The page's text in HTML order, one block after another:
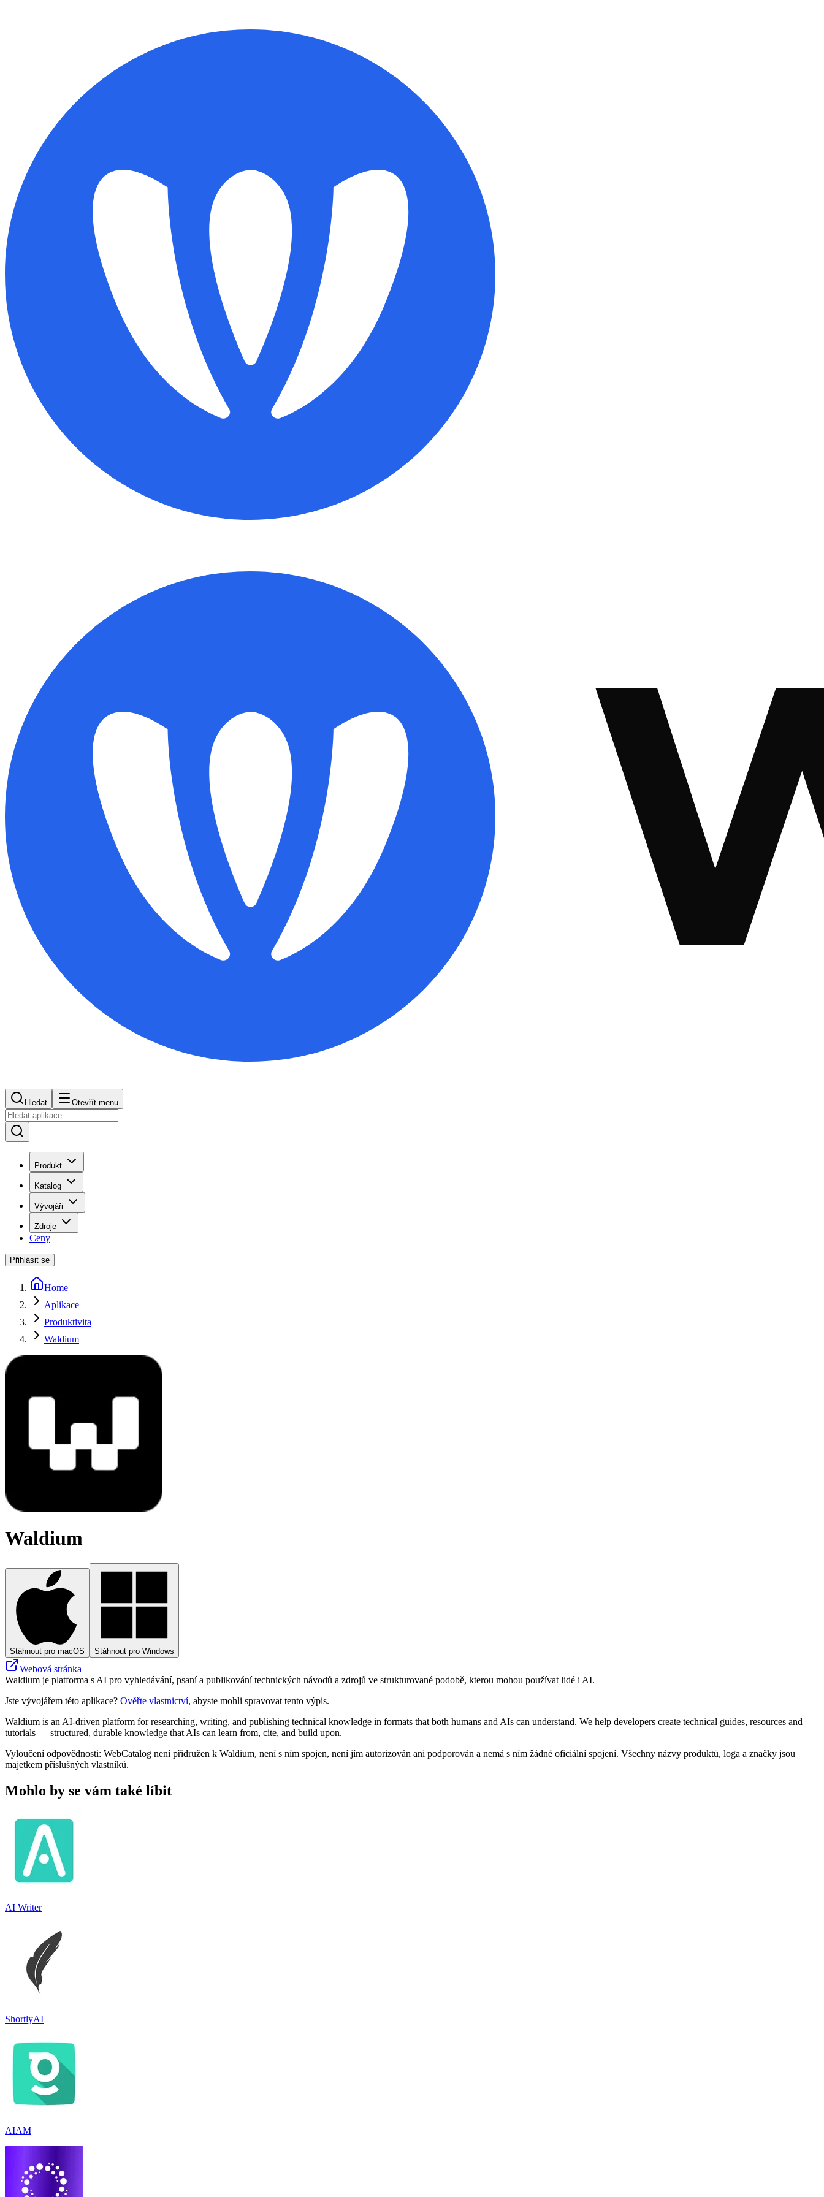
Hledat Otevřít menu
Produkt
Katalog
Vývojáři
Zdroje
Ceny
Přihlásit se
Home
Aplikace
Produktivita
Waldium
Waldium
Stáhnout pro macOS Stáhnout pro Windows
Webová stránka
Waldium je platforma s AI pro vyhledávání, psaní a publikování technických návodů a zdrojů ve strukturované podobě, kterou mohou používat lidé i AI.
Jste vývojářem této aplikace? Ověřte vlastnictví, abyste mohli spravovat tento výpis.
Waldium is an AI-driven platform for researching, writing, and publishing technical knowledge in formats that both humans and AIs can understand. We help developers create technical guides, resources and
tutorials — structured, durable knowledge that AIs can learn from, cite, and build upon.
Vyloučení odpovědnosti: WebCatalog není přidružen k Waldium, není s ním spojen, není jím autorizován ani podporován a nemá s ním žádné oficiální spojení. Všechny názvy produktů, loga a značky jsou
majetkem příslušných vlastníků.
Mohlo by se vám také líbit
AI Writer
ShortlyAI
AIAM